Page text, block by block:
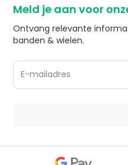
Meld je aan voor
Ontvang relevante
banden & wielen.